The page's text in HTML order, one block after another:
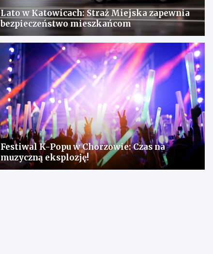
Lato w Katowicach: Straż Miejska zapewnia
bezpieczeństwo mieszkańcom
Festiwal K-Popu w Chorzowie: Czas na
muzyczną eksplozję!